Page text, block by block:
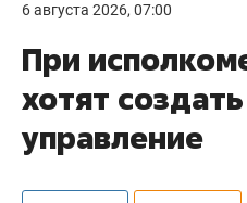
6 августа 2026, 07:00
При
хотят
управление